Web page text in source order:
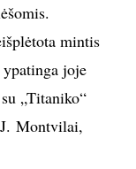
mintis
joje
„Titaniko“
Montvilai,